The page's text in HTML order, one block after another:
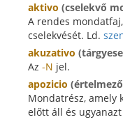
aktivo (cselekvő
A rendes
cselekvését. Ld.
akuzativo
Az -N jel.
apozicio
Mondatrész, amely
előtt áll és